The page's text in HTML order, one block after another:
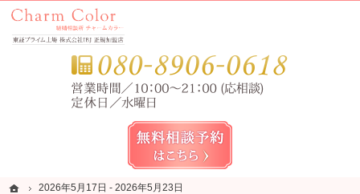
ホーム
2026年5月17日 - 2026年5月23日
錦糸町・亀戸・平井の結婚相談所なら当相談所へ。
錦糸町・亀戸・平井の結婚相談所なら短期成婚を目指すCharm Color (チャームカラー)
ホーム
2026年5月17日 - 2026年5月23日